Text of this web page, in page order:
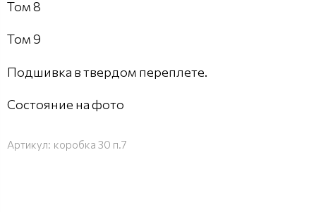
Том 8
Том 9
Подшивка в твердом переплете.
Состояние на фото
Артикул: коробка 30 п.7